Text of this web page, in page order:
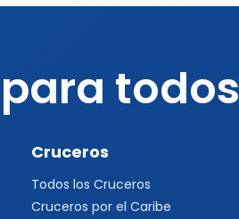
todos
Cruceros
Todos los Cruceros
Cruceros por el Caribe